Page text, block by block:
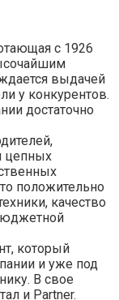
с 1926
выдачей
у конкурентов.
достаточно
цепных
положительно
качество
который
и уже под
В свое
и Partner.